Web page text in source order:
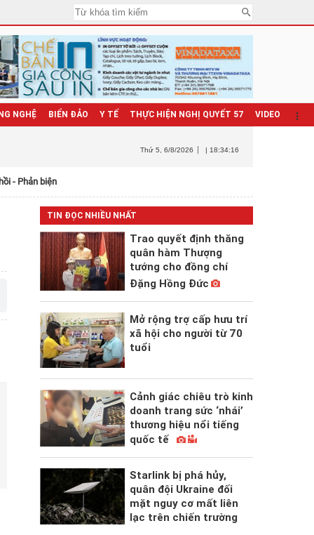
NGHỆ BIỂN ĐẢO Y TẾ THỰC HIỆN NGHỊ QUYẾT 57 VIDEO
Thứ 5 , 6/8/2026 | 18:34:18
- Phản biện
TIN ĐỌC NHIỀU NHẤT
Trao quyết định thăng
quân hàm Thượng
tướng cho đồng chí
Đặng Hồng Đức
Mở rộng trợ cấp hưu trí
xã hội cho người từ 70
tuổi
Cảnh giác chiêu trò kinh
doanh trang sức ‘nhái’
thương hiệu nổi tiếng
quốc tế
Starlink bị phá hủy,
quân đội Ukraine đối
mặt nguy cơ mất liên
lạc trên chiến trường